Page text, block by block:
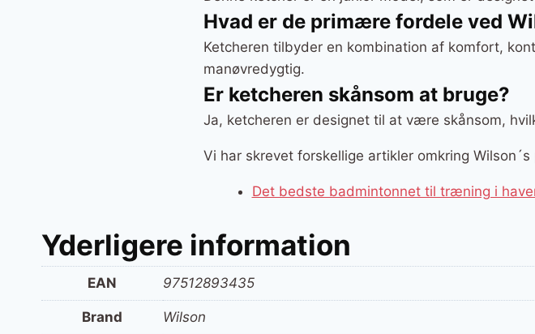
Hvad er de primære fordele ved
Ketcheren tilbyder en kombination af komfort,
manøvredygtig.
Er ketcheren skånsom at bruge?
Ja, ketcheren er designet til at være skånsom,
Vi har skrevet forskellige artikler omkring
Det bedste badmintonnet til træning i
Yderligere information
EAN 97512893435
Brand Wilson